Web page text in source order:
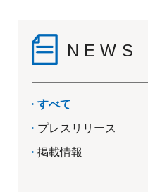
NEWS
すべて
プレスリリース
掲載情報